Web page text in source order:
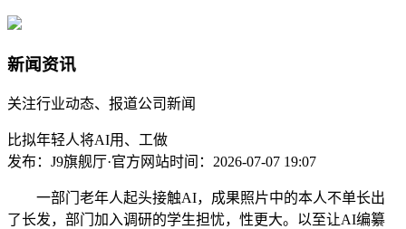
新闻资讯
关注行业动态、报道公司新闻
比拟年轻人将AI用、工做
发布：J9旗舰厅·官方网站时间：2026-07-07 19:07
一部门老年人起头接触AI，成果照片中的本人不单长出
了长发，部门加入调研的学生担忧，性更大。以至让AI编纂